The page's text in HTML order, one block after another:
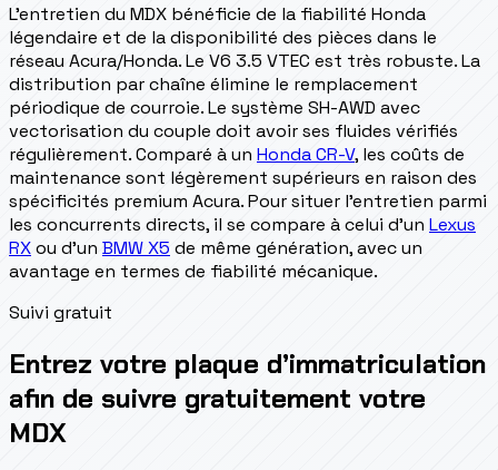
L'entretien du MDX bénéficie de la fiabilité Honda
légendaire et de la disponibilité des pièces dans le
réseau Acura/Honda. Le V6 3.5 VTEC est très robuste. La
distribution par chaîne élimine le remplacement
périodique de courroie. Le système SH-AWD avec
vectorisation du couple doit avoir ses fluides vérifiés
régulièrement. Comparé à un Honda CR-V, les coûts de
maintenance sont légèrement supérieurs en raison des
spécificités premium Acura. Pour situer l'entretien parmi
les concurrents directs, il se compare à celui d'un Lexus
RXou d'un BMW X5 de même génération, avec un
avantage en termes de fiabilité mécanique.
Suivi gratuit
Entrez votre plaque d’immatriculation
afin de suivre gratuitement votre
MDX